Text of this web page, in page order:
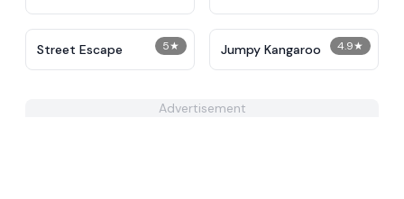
5★
Street Escape 4.9★
Jumpy Kangaroo
Advertisement